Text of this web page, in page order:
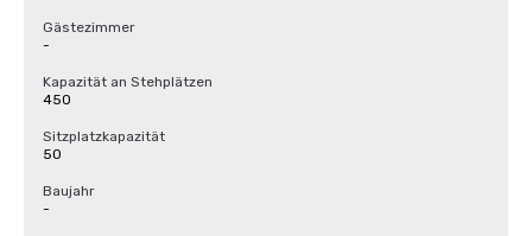
Gästezimmer
-
Kapazität an Stehplätzen
450
Sitzplatzkapazität
50
Baujahr
-